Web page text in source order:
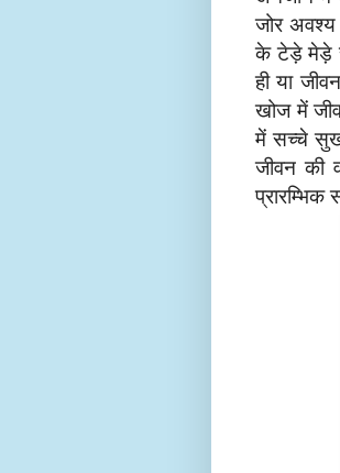
जोर
के टेड़े मेड़े
ही या
खोज में
में सच्चे सुख
जीवन की
प्रारम्भिक